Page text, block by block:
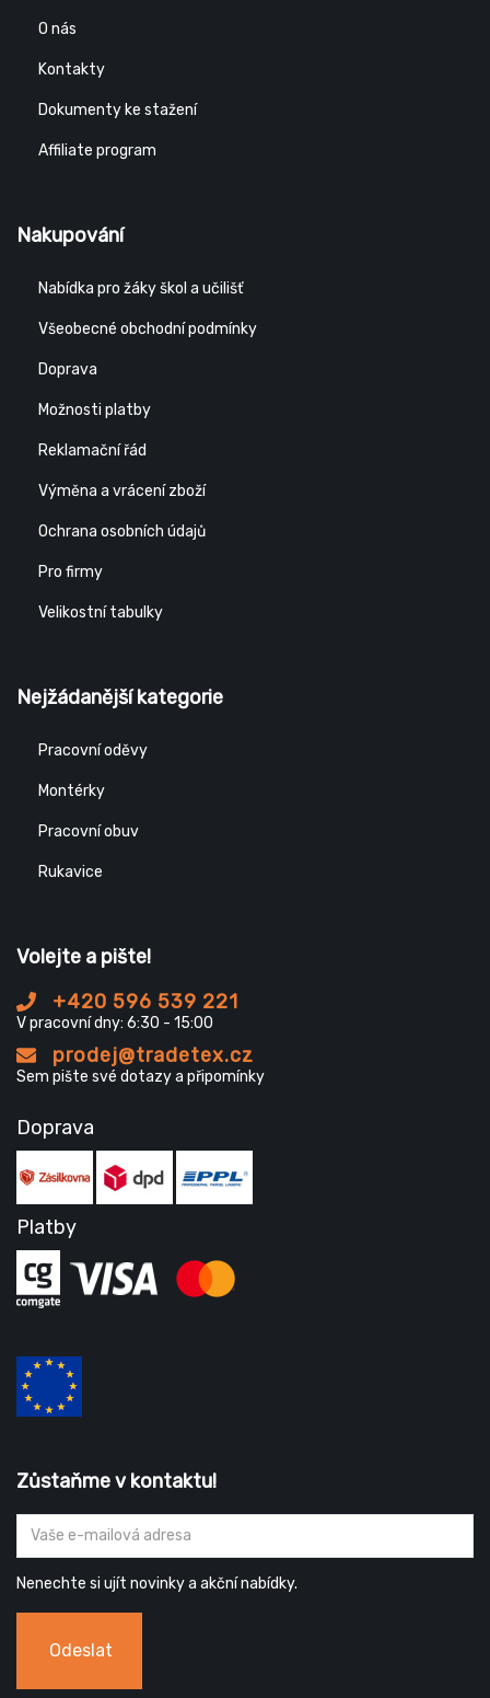
O nás
Kontakty
Dokumenty ke stažení
Affiliate program
Nakupování
Nabídka pro žáky škol a učilišť
Všeobecné obchodní podmínky
Doprava
Možnosti platby
Reklamační řád
Výměna a vrácení zboží
Ochrana osobních údajů
Pro firmy
Velikostní tabulky
Nejžádanější kategorie
Pracovní oděvy
Montérky
Pracovní obuv
Rukavice
Volejte a pište!
+420 596 539 221
V pracovní dny: 6:30 - 15:00
prodej@tradetex.cz
Sem pište své dotazy a připomínky
Doprava
Platby
Zůstaňme v kontaktu!
Nenechte si ujít novinky a akční nabídky.
Odeslat